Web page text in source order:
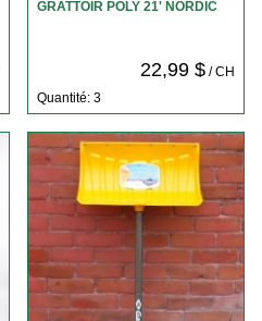
GRATTOIR POLY 21' NORDIC
22,99 $/ CH
Quantité: 3